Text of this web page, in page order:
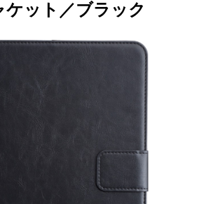
ケット／ブラック